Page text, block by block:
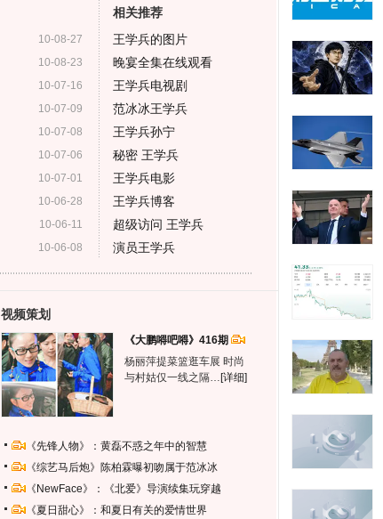
10-08-27
10-08-23
10-07-16
10-07-09
10-07-08
10-07-06
10-07-01
10-06-28
10-06-11
10-06-08
相关推荐
王学兵的图片
晚宴全集在线观看
王学兵电视剧
范冰冰王学兵
王学兵孙宁
秘密 王学兵
王学兵电影
王学兵博客
超级访问 王学兵
演员王学兵
视频策划
《大鹏嘚吧嘚》416期
杨丽萍提菜篮逛车展 时尚
与村姑仅一线之隔… [详细]
《先锋人物》：黄磊不惑之年中的智慧
《综艺马后炮》陈柏霖曝初吻属于范冰冰
《NewFace》：《北爱》导演续集玩穿越
《夏日甜心》：和夏日有关的爱情世界